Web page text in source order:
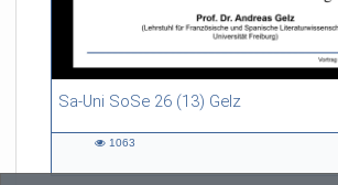
Sa-Uni SoSe 26 (13) Gelz
55:13 duration
1063